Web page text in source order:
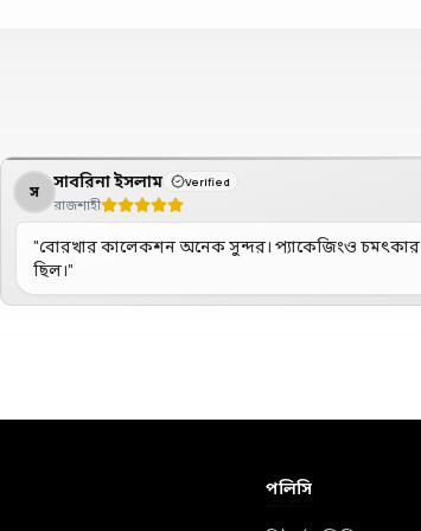
স সাবরিনা ইসলাম Verified
রাজশাহী
"বোরখার কালেকশন অনেক সুন্দর। প্যাকেজিংও চমৎকার
ছিল।"
পলিসি